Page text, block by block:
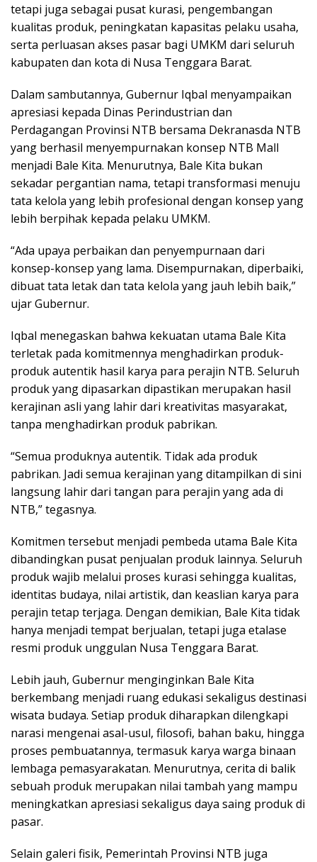
tetapi juga sebagai pusat kurasi, pengembangan
kualitas produk, peningkatan kapasitas pelaku usaha,
serta perluasan akses pasar bagi UMKM dari seluruh
kabupaten dan kota di Nusa Tenggara Barat.
Dalam sambutannya, Gubernur Iqbal menyampaikan
apresiasi kepada Dinas Perindustrian dan
Perdagangan Provinsi NTB bersama Dekranasda NTB
yang berhasil menyempurnakan konsep NTB Mall
menjadi Bale Kita. Menurutnya, Bale Kita bukan
sekadar pergantian nama, tetapi transformasi menuju
tata kelola yang lebih profesional dengan konsep yang
lebih berpihak kepada pelaku UMKM.
“Ada upaya perbaikan dan penyempurnaan dari
konsep-konsep yang lama. Disempurnakan, diperbaiki,
dibuat tata letak dan tata kelola yang jauh lebih baik,”
ujar Gubernur.
Iqbal menegaskan bahwa kekuatan utama Bale Kita
terletak pada komitmennya menghadirkan produk-
produk autentik hasil karya para perajin NTB. Seluruh
produk yang dipasarkan dipastikan merupakan hasil
kerajinan asli yang lahir dari kreativitas masyarakat,
tanpa menghadirkan produk pabrikan.
“Semua produknya autentik. Tidak ada produk
pabrikan. Jadi semua kerajinan yang ditampilkan di sini
langsung lahir dari tangan para perajin yang ada di
NTB,” tegasnya.
Komitmen tersebut menjadi pembeda utama Bale Kita
dibandingkan pusat penjualan produk lainnya. Seluruh
produk wajib melalui proses kurasi sehingga kualitas,
identitas budaya, nilai artistik, dan keaslian karya para
perajin tetap terjaga. Dengan demikian, Bale Kita tidak
hanya menjadi tempat berjualan, tetapi juga etalase
resmi produk unggulan Nusa Tenggara Barat.
Lebih jauh, Gubernur menginginkan Bale Kita
berkembang menjadi ruang edukasi sekaligus destinasi
wisata budaya. Setiap produk diharapkan dilengkapi
narasi mengenai asal-usul, filosofi, bahan baku, hingga
proses pembuatannya, termasuk karya warga binaan
lembaga pemasyarakatan. Menurutnya, cerita di balik
sebuah produk merupakan nilai tambah yang mampu
meningkatkan apresiasi sekaligus daya saing produk di
pasar.
Selain galeri fisik, Pemerintah Provinsi NTB juga